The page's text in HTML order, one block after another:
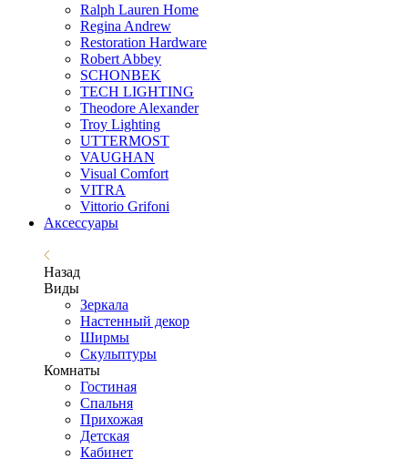
Ralph Lauren Home
Regina Andrew
Restoration Hardware
Robert Abbey
SCHONBEK
TECH LIGHTING
Theodore Alexander
Troy Lighting
UTTERMOST
VAUGHAN
Visual Comfort
VITRA
Vittorio Grifoni
Аксессуары
Назад
Виды
Зеркала
Настенный декор
Ширмы
Скульптуры
Комнаты
Гостиная
Спальня
Прихожая
Детская
Кабинет